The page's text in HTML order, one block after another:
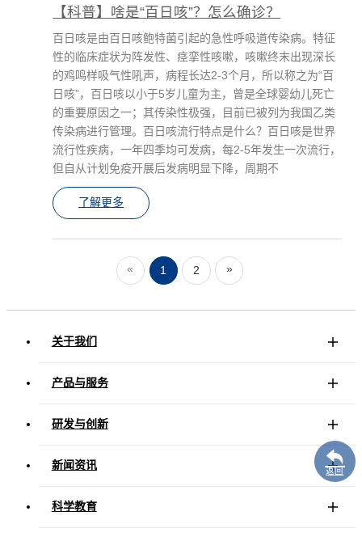
【科普】啥是“百日咳”？怎么确诊？
百日咳是由百日咳鲍特菌引起的急性呼吸道传染病。特征
性的临床症状为阵发性、痉挛性咳嗽，咳嗽终末出现深长
的鸡鸣样吸气性吼声，病程长达2-3个月，所以称之为“百
日咳”，百日咳以小于5岁儿童为主，曾是全球婴幼儿死亡
的重要原因之一；其传染性极强，目前已被列为我国乙类
传染病进行管理。百日咳流行特点是什么？百日咳是世界
流行性疾病，一年四季均可发病，每2-5年发生一次流行，
但自从计划免疫开展后发病明显下降，周期不
了解更多
« 1 2 »
关于我们
产品与服务
研发与创新
新闻资讯
科学教育
返回